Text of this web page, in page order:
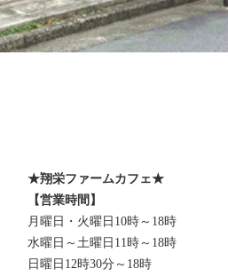
★翔栄ファームカフェ★
【営業時間】
月曜日・火曜日10時～18時
水曜日～土曜日11時～18時
日曜日12時30分～18時